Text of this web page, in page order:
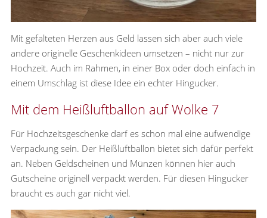
Mit gefalteten Herzen aus Geld lassen sich aber auch viele
andere originelle Geschenkideen umsetzen – nicht nur zur
Hochzeit. Auch im Rahmen, in einer Box oder doch einfach in
einem Umschlag ist diese Idee ein echter Hingucker.
Mit dem Heißluftballon auf Wolke 7
Für Hochzeitsgeschenke darf es schon mal eine aufwendige
Verpackung sein. Der Heißluftballon bietet sich dafür perfekt
an. Neben Geldscheinen und Münzen können hier auch
Gutscheine originell verpackt werden. Für diesen Hingucker
braucht es auch gar nicht viel.